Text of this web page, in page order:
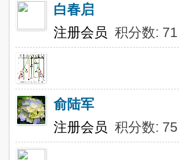
白春启
注册会员 积分数: 71
俞陆军
注册会员 积分数: 75